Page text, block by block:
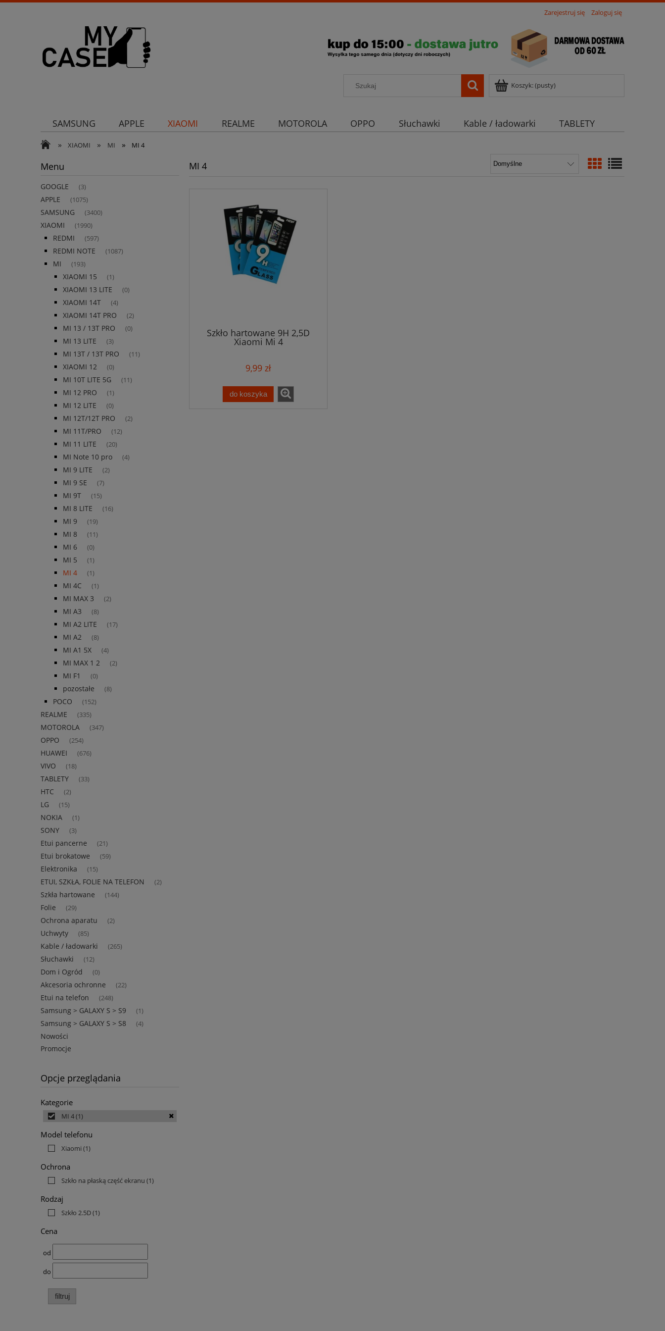
Zarejestruj się Zaloguj się
Koszyk:(pusty)
SAMSUNG APPLE XIAOMI REALME MOTOROLA OPPO Słuchawki Kable / ładowarki
TABLETY
Uchwyty
Ochrona aparatu
» XIAOMI » MI » MI 4
Menu
GOOGLE (3)
APPLE (1075)
SAMSUNG (3400)
XIAOMI (1990)
REDMI (597)
REDMI NOTE (1087)
MI (193)
XIAOMI 15 (1)
XIAOMI 13 LITE (0)
XIAOMI 14T (4)
XIAOMI 14T PRO (2)
MI 13 / 13T PRO (0)
MI 13 LITE (3)
MI 13T / 13T PRO (11)
XIAOMI 12 (0)
MI 10T LITE 5G (11)
MI 12 PRO (1)
MI 12 LITE (0)
MI 12T/12T PRO (2)
MI 11T/PRO (12)
MI 11 LITE (20)
MI Note 10 pro (4)
MI 9 LITE (2)
MI 9 SE (7)
MI 9T (15)
MI 8 LITE (16)
MI 9 (19)
MI 8 (11)
MI 6 (0)
MI 5 (1)
MI 4 (1)
MI 4C (1)
MI MAX 3 (2)
MI A3 (8)
MI A2 LITE (17)
MI A2 (8)
MI A1 5X (4)
MI MAX 1 2 (2)
MI F1 (0)
pozostałe (8)
POCO (152)
REALME (335)
MOTOROLA (347)
OPPO (254)
HUAWEI (676)
VIVO (18)
TABLETY (33)
HTC (2)
LG (15)
NOKIA (1)
SONY (3)
Etui pancerne (21)
Etui brokatowe (59)
Elektronika (15)
ETUI, SZKŁA, FOLIE NA TELEFON (2)
Szkła hartowane (144)
Folie (29)
Ochrona aparatu (2)
Uchwyty (85)
Kable / ładowarki (265)
Słuchawki (12)
Dom i Ogród (0)
Akcesoria ochronne (22)
Etui na telefon (248)
Samsung > GALAXY S > S9 (1)
Samsung > GALAXY S > S8 (4)
Nowości
Promocje
Opcje przeglądania
Kategorie
MI 4(1)
Model telefonu
Xiaomi (1)
Ochrona
Szkło na płaską część ekranu (1)
Rodzaj
Szkło 2.5D(1)
Cena
od
do
filtruj
MI 4
Szkło hartowane 9H 2,5D
Xiaomi Mi 4
9,99 zł
do koszyka